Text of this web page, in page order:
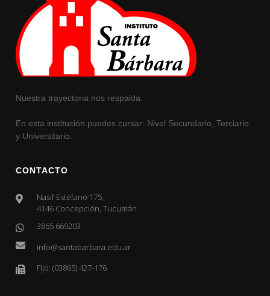
Nuestra trayectoria nos respalda.
En esta institución puedes cursar: Nivel Secundario, Terciario
y Universitario.
CONTACTO
Nasif Estéfano 175,
4146 Concepción, Tucumán
3865 669203
info@santabarbara.edu.ar
Fijo: (03865) 427-176